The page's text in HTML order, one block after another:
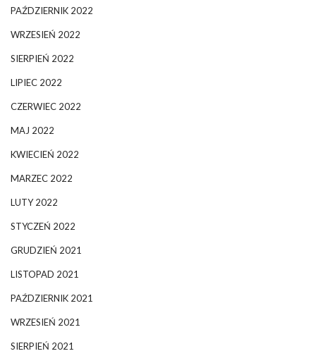
PAŹDZIERNIK 2022
WRZESIEŃ 2022
SIERPIEŃ 2022
LIPIEC 2022
CZERWIEC 2022
MAJ 2022
KWIECIEŃ 2022
MARZEC 2022
LUTY 2022
STYCZEŃ 2022
GRUDZIEŃ 2021
LISTOPAD 2021
PAŹDZIERNIK 2021
WRZESIEŃ 2021
SIERPIEŃ 2021